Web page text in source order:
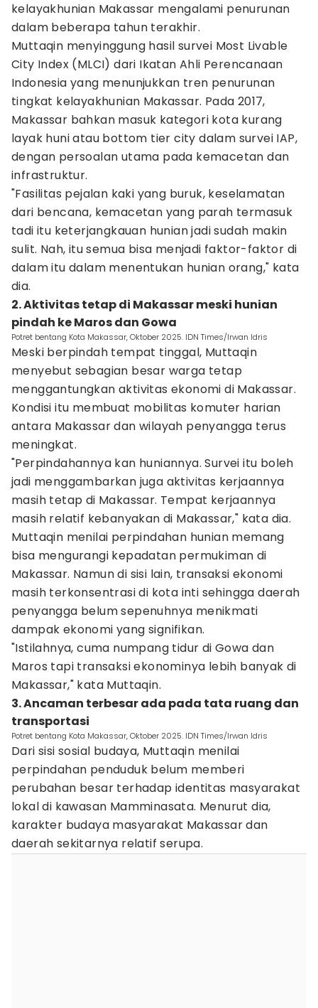
kelayakhunian Makassar mengalami penurunan
dalam beberapa tahun terakhir.
Muttaqin menyinggung hasil survei Most Livable
City Index (MLCI) dari Ikatan Ahli Perencanaan
Indonesia yang menunjukkan tren penurunan
tingkat kelayakhunian Makassar. Pada 2017,
Makassar bahkan masuk kategori kota kurang
layak huni atau bottom tier city dalam survei IAP,
dengan persoalan utama pada kemacetan dan
infrastruktur.
"Fasilitas pejalan kaki yang buruk, keselamatan
dari bencana, kemacetan yang parah termasuk
tadi itu keterjangkauan hunian jadi sudah makin
sulit. Nah, itu semua bisa menjadi faktor-faktor di
dalam itu dalam menentukan hunian orang," kata
dia.
2. Aktivitas tetap di Makassar meski hunian
pindah ke Maros dan Gowa
Potret bentang Kota Makassar, Oktober 2025. IDN Times/Irwan Idris
Meski berpindah tempat tinggal, Muttaqin
menyebut sebagian besar warga tetap
menggantungkan aktivitas ekonomi di Makassar.
Kondisi itu membuat mobilitas komuter harian
antara Makassar dan wilayah penyangga terus
meningkat.
"Perpindahannya kan huniannya. Survei itu boleh
jadi menggambarkan juga aktivitas kerjaannya
masih tetap di Makassar. Tempat kerjaannya
masih relatif kebanyakan di Makassar," kata dia.
Muttaqin menilai perpindahan hunian memang
bisa mengurangi kepadatan permukiman di
Makassar. Namun di sisi lain, transaksi ekonomi
masih terkonsentrasi di kota inti sehingga daerah
penyangga belum sepenuhnya menikmati
dampak ekonomi yang signifikan.
"Istilahnya, cuma numpang tidur di Gowa dan
Maros tapi transaksi ekonominya lebih banyak di
Makassar," kata Muttaqin.
3. Ancaman terbesar ada pada tata ruang dan
transportasi
Potret bentang Kota Makassar, Oktober 2025. IDN Times/Irwan Idris
Dari sisi sosial budaya, Muttaqin menilai
perpindahan penduduk belum memberi
perubahan besar terhadap identitas masyarakat
lokal di kawasan Mamminasata. Menurut dia,
karakter budaya masyarakat Makassar dan
daerah sekitarnya relatif serupa.